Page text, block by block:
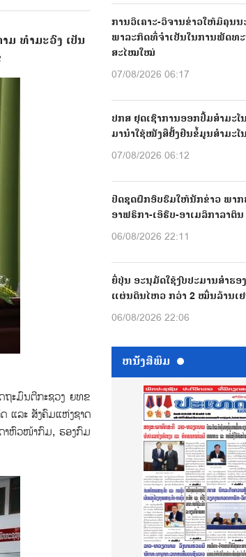
ມ ທຳມະວົງ ເປັນ
ຖະມົນຕີກະຊວງ ຍທຂ
ແລະ ສັງຄົມແຫ່ງຊາດ
າຫົວໜ້າກົມ, ຮອງກົມ
ການວິເຄາະ-ວິຈານຂ່າວໃຫ້ມີຄຸນ
ພາລະກິດທີ່ຈຳເປັນໃນການພັດທ
ສະໄໝໃໝ່
07/08/2026 06:17
ປກສ ຢຸດເຊົາການອອກປື້ມສຳມະ
ມານຳໃຊ້ໜັງສືຢັ້ງຢືນຂໍ້ມູນສຳມະ
07/08/2026 06:12
ປີດຊຸດຝຶກອົບຮົມໃຫ້ນັກຂ່າວ ພາ
ອາຟຣິກາ-ເອີຣົບ-ອາເມລິກາລາຕິນ
06/08/2026 22:11
ຍີ່ປຸ່ນ ອະນຸມັດໃຊ້ງົບປະມານສຳຮອ
ແຜ່ນດິນໄຫວ ກວ່າ 2 ໝື່ນລ້ານເ
06/08/2026 22:06
ຫນ້ັງສືພິມ